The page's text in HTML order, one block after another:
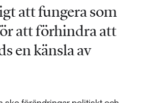
att fungera som
att förhindra att
en känsla av